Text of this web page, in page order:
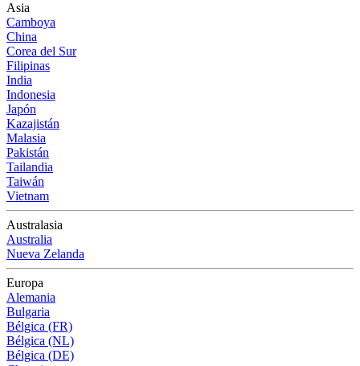
Asia
Camboya
China
Corea del Sur
Filipinas
India
Indonesia
Japón
Kazajistán
Malasia
Pakistán
Tailandia
Taiwán
Vietnam
Australasia
Australia
Nueva Zelanda
Europa
Alemania
Bulgaria
Bélgica (FR)
Bélgica (NL)
Bélgica (DE)